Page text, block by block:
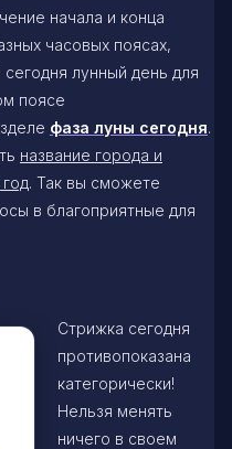
начала и конца
часовых поясах,
лунный день для
поясе
фаза луны сегодня.
название города и
. Так вы сможете
в благоприятные для
Стрижка сегодня
противопоказана
категорически!
Нельзя менять
ничего в своем